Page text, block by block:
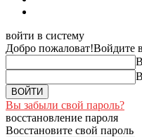
войти в систему
Добро пожаловат!Войдите
Вы забыли свой пароль?
восстановление пароля
Восстановите свой пароль